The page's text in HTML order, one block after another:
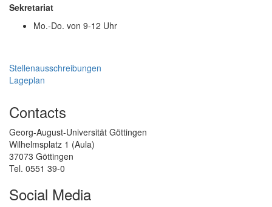
Sekretariat
Mo.-Do. von 9-12 Uhr
Stellenausschreibungen
Lageplan
Contacts
Georg-August-Universität Göttingen
Wilhelmsplatz 1 (Aula)
37073 Göttingen
Tel. 0551 39-0
Social Media